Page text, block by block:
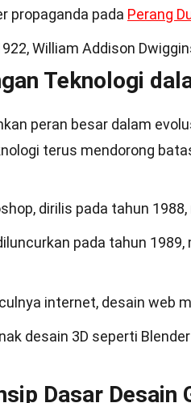
propaganda pada Perang
William Addison
Teknologi
peran besar dalam
terus mendorong
dirilis pada tahun
pada tahun
internet, desain web
desain 3D seperti
Dasar Desain